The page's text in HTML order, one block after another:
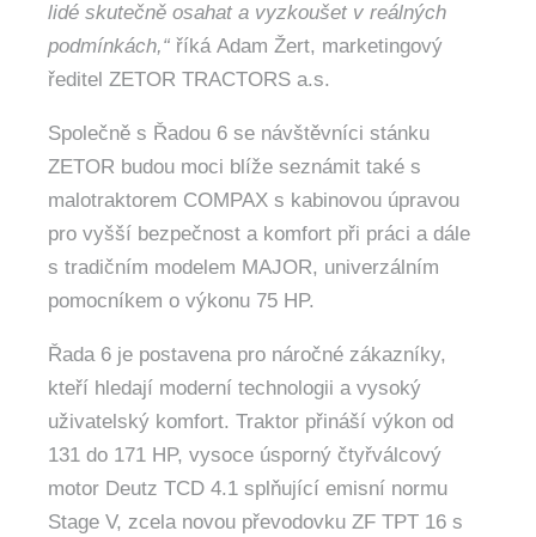
lidé skutečně osahat a vyzkoušet v reálných
podmínkách,“ říká Adam Žert, marketingový
ředitel ZETOR TRACTORS a.s.
Společně s Řadou 6 se návštěvníci stánku
ZETOR budou moci blíže seznámit také s
malotraktorem COMPAX s kabinovou úpravou
pro vyšší bezpečnost a komfort při práci a dále
s tradičním modelem MAJOR, univerzálním
pomocníkem o výkonu 75 HP.
Řada 6 je postavena pro náročné zákazníky,
kteří hledají moderní technologii a vysoký
uživatelský komfort. Traktor přináší výkon od
131 do 171 HP, vysoce úsporný čtyřválcový
motor Deutz TCD 4.1 splňující emisní normu
Stage V, zcela novou převodovku ZF TPT 16 s